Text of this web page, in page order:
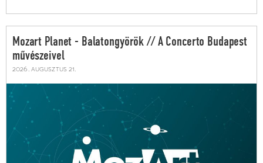
Mozart Planet - Balatongyörök // A Concerto Budapest
művészeivel
2026. augusztus 21.